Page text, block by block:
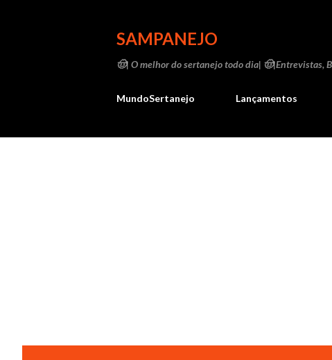
SAMPANEJO
🤠| O melhor do sertanejo todo dia| 🤠|Entrevistas,
MundoSertanejo Lançamentos